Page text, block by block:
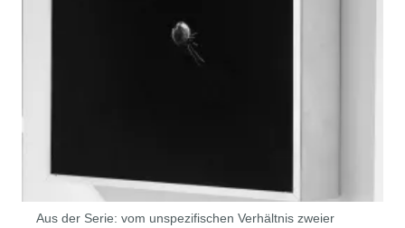
Aus der Serie: vom unspezifischen Verhältnis zweier